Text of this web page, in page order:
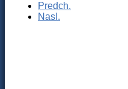
Predch.
Nasl.